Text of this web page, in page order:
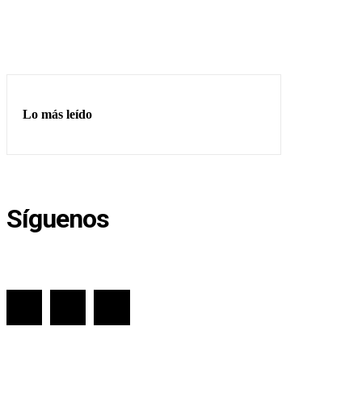
Lo más leído
Síguenos